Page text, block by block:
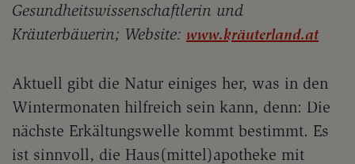
Gesundheitswissenschaftlerin und
Kräuterbäuerin; Website: www.kräuterland.at
Aktuell gibt die Natur einiges her, was in den
Wintermonaten hilfreich sein kann, denn: Die
nächste Erkältungswelle kommt bestimmt. Es
ist sinnvoll, die Haus(mittel)apotheke mit